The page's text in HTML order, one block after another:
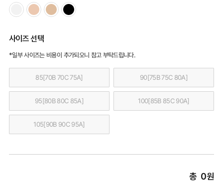
사이즈 선택
*일부 사이즈는 비용이 추가되오니 참고 부탁드립니다.
85[70B 70C 75A] 90[75B 75C 80A]
95[80B 80C 85A] 100[85B 85C 90A]
105[90B 90C 95A]
총 0원